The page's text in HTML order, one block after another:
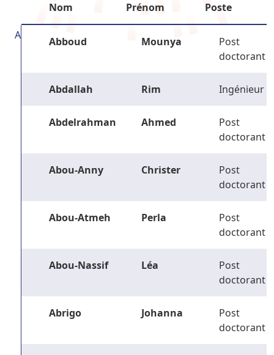
Nom Prénom Poste
A Abboud Mounya
Post
doctorant
Abdallah Rim Ingénieur
Abdelrahman Ahmed
Post
doctorant
Abou-Anny Christer
Post
doctorant
Abou-Atmeh Perla
Post
doctorant
Abou-Nassif Léa
Post
doctorant
Abrigo Johanna
Post
doctorant